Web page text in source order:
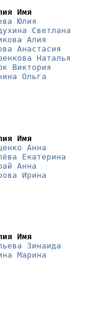
Имя
Юлия
Светлана
Алия
Анастасия
Наталья
Виктория
Ольга
Имя
Анна
Екатерина
Анна
Ирина
Имя
Зинаида
Марина